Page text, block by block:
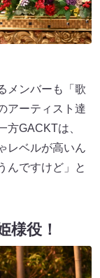
メンバーも「歌
アーティスト達
方GACKTは、
レベルが高いん
んですけど」と
様役！